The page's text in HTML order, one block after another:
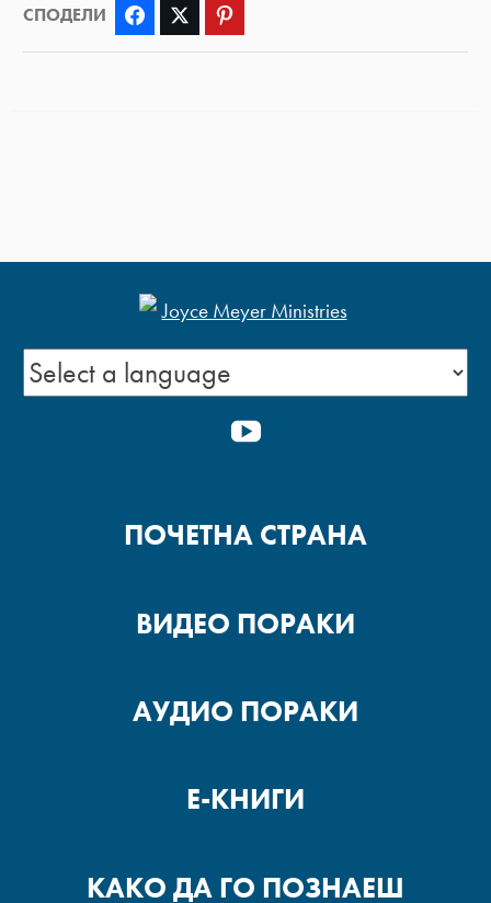
СПОДЕЛИ Facebook Twitter
ПОЧЕТНА СТРАНА
ВИДЕО ПОРАКИ
АУДИО ПОРАКИ
Е-КНИГИ
КАКО ДА ГО ПОЗНАЕШ